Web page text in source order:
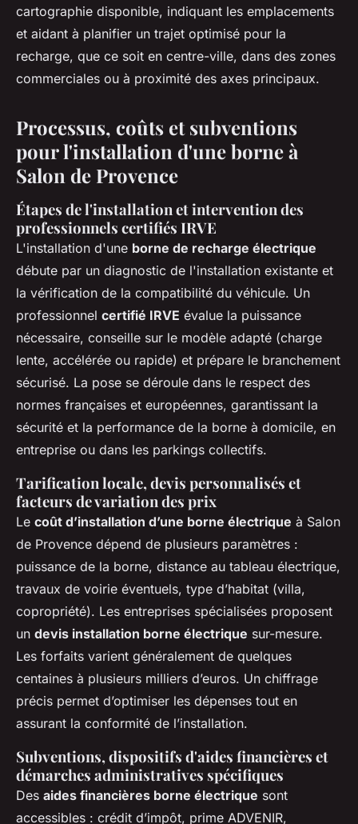
cartographie disponible, indiquant les emplacements
et aidant à planifier un trajet optimisé pour la
recharge, que ce soit en centre-ville, dans des zones
commerciales ou à proximité des axes principaux.
Processus, coûts et subventions
pour l'installation d'une borne à
Salon de Provence
Étapes de l'installation et intervention des
professionnels certifiés IRVE
L'installation d'une borne de recharge électrique
débute par un diagnostic de l'installation existante et
la vérification de la compatibilité du véhicule. Un
professionnel certifié IRVE évalue la puissance
nécessaire, conseille sur le modèle adapté (charge
lente, accélérée ou rapide) et prépare le branchement
sécurisé. La pose se déroule dans le respect des
normes françaises et européennes, garantissant la
sécurité et la performance de la borne à domicile, en
entreprise ou dans les parkings collectifs.
Tarification locale, devis personnalisés et
facteurs de variation des prix
Le coût d’installation d’une borne électrique à Salon
de Provence dépend de plusieurs paramètres :
puissance de la borne, distance au tableau électrique,
travaux de voirie éventuels, type d’habitat (villa,
copropriété). Les entreprises spécialisées proposent
un devis installation borne électrique sur-mesure.
Les forfaits varient généralement de quelques
centaines à plusieurs milliers d’euros. Un chiffrage
précis permet d’optimiser les dépenses tout en
assurant la conformité de l’installation.
Subventions, dispositifs d'aides financières et
démarches administratives spécifiques
Des aides financières borne électrique sont
accessibles : crédit d’impôt, prime ADVENIR,